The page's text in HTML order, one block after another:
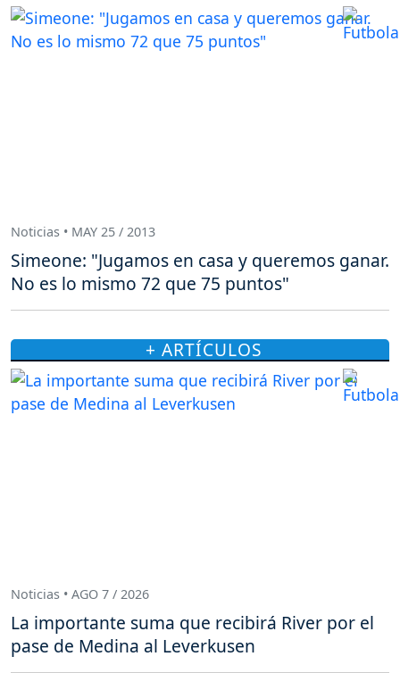
Noticias • MAY 25 / 2013
Simeone: "Jugamos en casa y queremos ganar.
No es lo mismo 72 que 75 puntos"
+ ARTÍCULOS
Noticias • AGO 7 / 2026
La importante suma que recibirá River por el
pase de Medina al Leverkusen